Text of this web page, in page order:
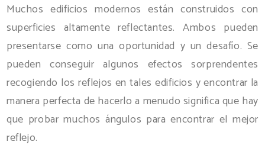
Muchos edificios modernos están construidos con
superficies altamente reflectantes. Ambos pueden
presentarse como una oportunidad y un desafío. Se
pueden conseguir algunos efectos sorprendentes
recogiendo los reflejos en tales edificios y encontrar la
manera perfecta de hacerlo a menudo significa que hay
que probar muchos ángulos para encontrar el mejor
reflejo.